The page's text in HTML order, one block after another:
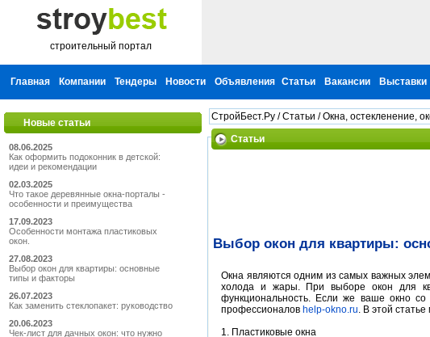
строительный портал
Главная Компании Тендеры Новости Объявления Статьи Вакансии Выставки
Новые статьи
08.06.2025
Как оформить подоконник в детской:
идеи и рекомендации
02.03.2025
Что такое деревянные окна-порталы -
особенности и преимущества
17.09.2023
Особенности монтажа пластиковых
окон.
27.08.2023
Выбор окон для квартиры: основные
типы и факторы
26.07.2023
Как заменить стеклопакет: руководство
20.06.2023
Чек-лист для дачных окон: что нужно
СтройБест.Ру /Статьи /Окна, остекленение,
Статьи
Выбор окон для квартиры:
Окна являются одним из самых важных
холода и жары. При выборе окон для
функциональность. Если же ваше окно
профессионалов help-okno.ru . В этой
1. Пластиковые окна